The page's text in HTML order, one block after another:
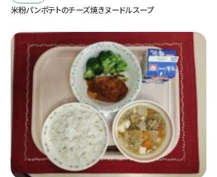
米粉パンポテトのチーズ焼きヌードルスープ